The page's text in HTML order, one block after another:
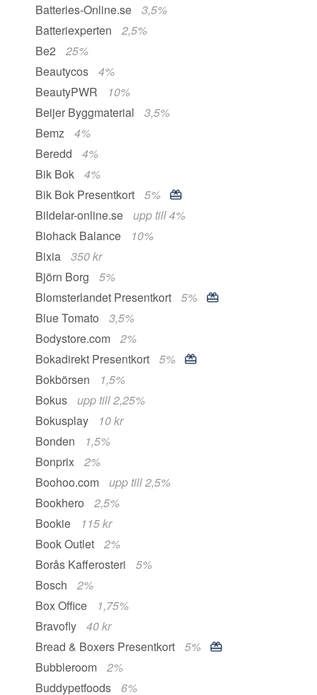
Batteries-Online.se
3,5%
Batteriexperten
2,5%
Be2
25%
Beautycos
4%
BeautyPWR
10%
Beijer Byggmaterial
3,5%
Bemz
4%
Beredd
4%
Bik Bok
4%
Bik Bok Presentkort
5%
Bildelar-online.se
upp till 4%
Biohack Balance
10%
Bixia
350 kr
Björn Borg
5%
Blomsterlandet Presentkort
5%
Blue Tomato
3,5%
Bodystore.com
2%
Bokadirekt Presentkort
5%
Bokbörsen
1,5%
Bokus
upp till 2,25%
Bokusplay
10 kr
Bonden
1,5%
Bonprix
2%
Boohoo.com
upp till 2,5%
Bookhero
2,5%
Bookie
115 kr
Book Outlet
2%
Borås Kafferosteri
5%
Bosch
2%
Box Office
1,75%
Bravofly
40 kr
Bread & Boxers Presentkort
5%
Bubbleroom
2%
Buddypetfoods
6%